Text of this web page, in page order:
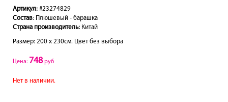
Артикул: #23274829
Состав: Плюшевый - барашка
Страна производитель: Китай
Размер: 200 х 230см. Цвет без выбора
Цена: 748руб
Нет в наличии.